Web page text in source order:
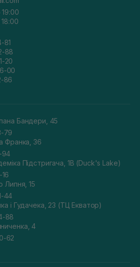
81
88
20
00
86
Бандери, 45
79
Франка, 36
94
Підстригача, 1В (Duck's Lake)
Липня, 15
44
і Гудачека, 23 (ТЦ Екватор)
88
4
62